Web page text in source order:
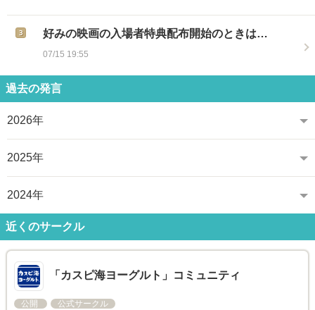
好みの映画の入場者特典配布開始のときは…
07/15 19:55
過去の発言
2026年
2025年
2024年
近くのサークル
「カスピ海ヨーグルト」コミュニティ
公開 公式サークル